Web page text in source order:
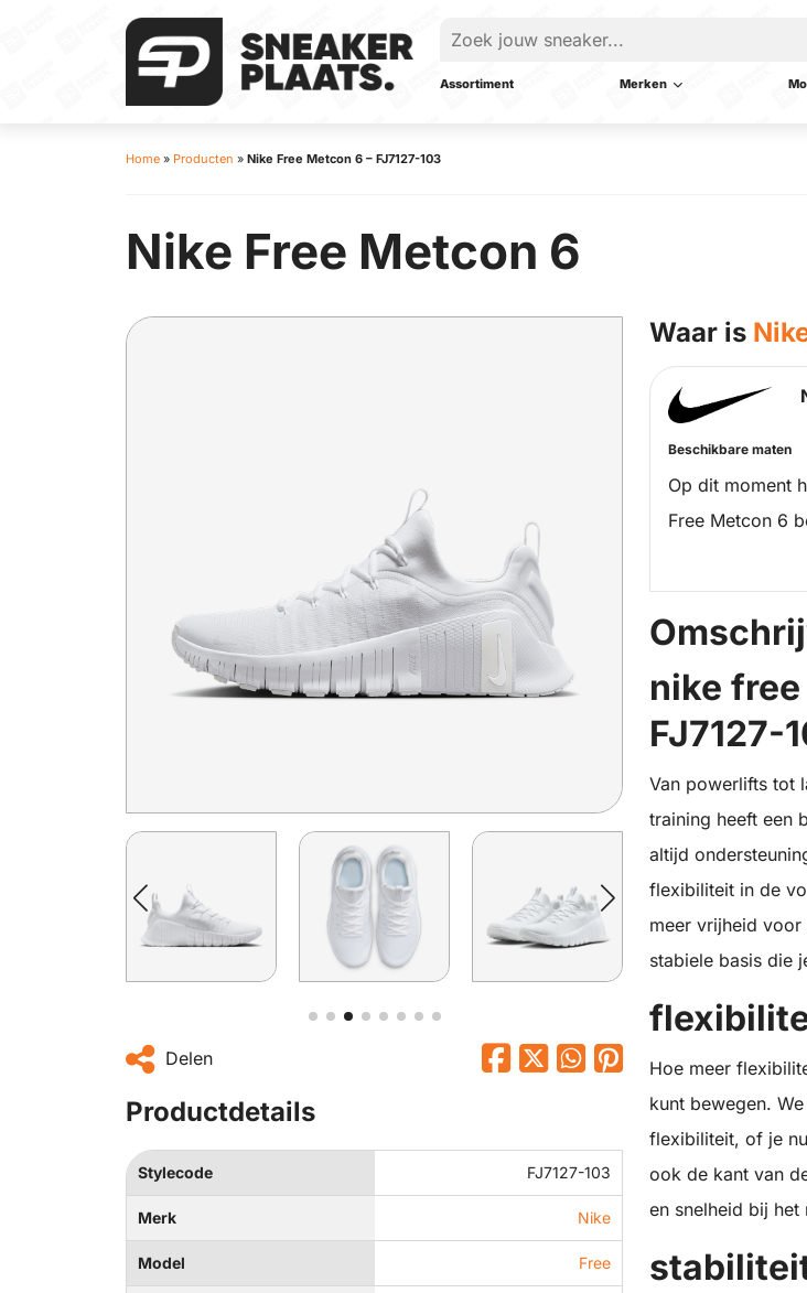
Assortiment Merken
Home » Producten » Nike Free Metcon 6 – FJ7127-103
Nike Free Metcon 6
Delen
Productdetails
Stylecode FJ7127-103
Merk Nike
Model Free
Waar is
Beschikbare maten
Op dit moment
Free Metcon 6
nike
FJ7127-
Van powerlifts tot
training heeft een
altijd
flexibiliteit in de
meer vrijheid voor
stabiele basis die
Hoe meer
kunt bewegen.
flexibiliteit, of je
ook de kant van
en snelheid bij